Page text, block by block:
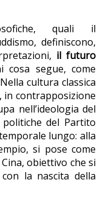
quali il
definiscono,
il futuro
cosa segue, come
cultura classica
in contrapposizione
nell’ideologia del
politiche del Partito
lungo: alla
si pose come
obiettivo che si
la nascita della